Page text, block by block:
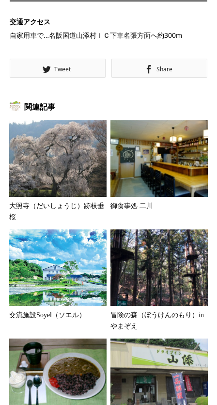
交通アクセス
自家用車で…名阪国道山添村ＩＣ下車名張方面へ約300m
Tweet Share
関連記事
大照寺（だいしょうじ）跡枝垂
桜
御食事処 二川
交流施設Soyel（ソエル）
冒険の森（ぼうけんのもり）in
やまぞえ